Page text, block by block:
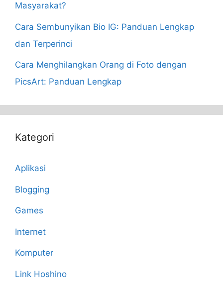
Masyarakat?
Cara Sembunyikan Bio IG: Panduan Lengkap
dan Terperinci
Cara Menghilangkan Orang di Foto dengan
PicsArt: Panduan Lengkap
Kategori
Aplikasi
Blogging
Games
Internet
Komputer
Link Hoshino